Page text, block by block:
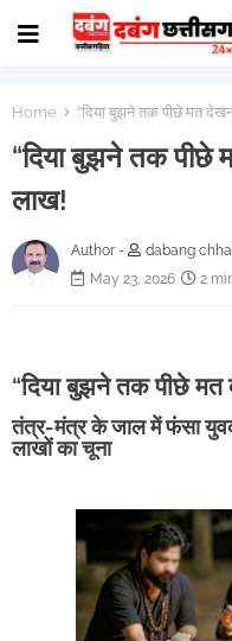
Home “दिया बुझने तक पीछे मत
“दिया बुझने तक
लाख!
Author -
dabang
May 23, 2026
2
“दिया बुझने तक पीछे
तंत्र-मंत्र के जाल में फंसा युवक,
लाखों का चूना